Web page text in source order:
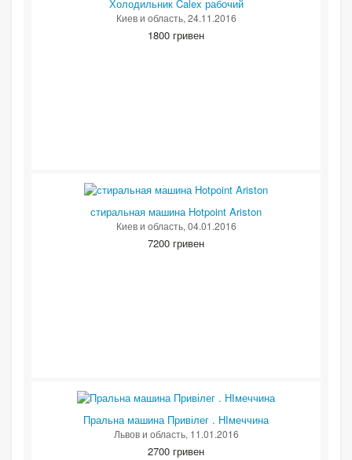
Холодильник Calex рабочий
Киев и область, 24.11.2016
1800 гривен
стиральная машина Hotpoint Ariston
Киев и область, 04.01.2016
7200 гривен
Пральна машина Привілег . НІмеччина
Львов и область, 11.01.2016
2700 гривен